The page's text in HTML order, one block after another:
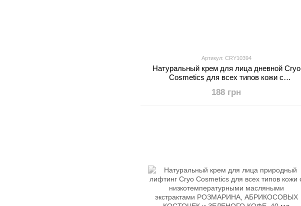
Артикул: CRY10394
Натуральный крем для лица дневной Cryo
Cosmetics для всех типов кожи с
экстрактами КАКАО и КОКОСА, 40 мл
188 грн